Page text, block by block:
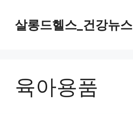
살롱드헬스_건강뉴스
육아용품